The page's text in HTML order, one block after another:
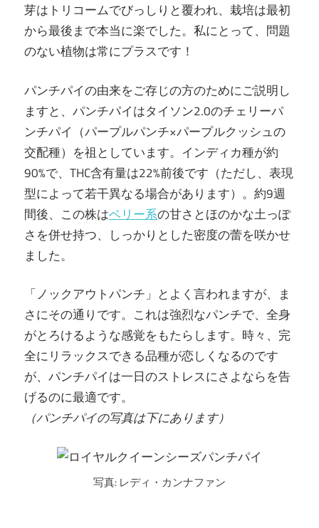
芽はトリコームでびっしりと覆われ、栽培は最初
から最後まで本当に楽でした。私にとって、問題
のない植物は常にプラスです！
パンチパイの由来をご存じの方のためにご説明し
ますと、パンチパイはタイソン2.0のチェリーパ
ンチパイ（パープルパンチ×パープルクッシュの
交配種）を祖としています。インディカ種が約
90%で、THC含有量は22%前後です（ただし、表現
型によって若干異なる場合があります）。約9週
間後、この株はベリー系の甘さとほのかな土っぽ
さを併せ持つ、しっかりとした密度の蕾を咲かせ
ました。
「ノックアウトパンチ」とよく言われますが、ま
さにその通りです。これは強烈なパンチで、全身
がとろけるような感覚をもたらします。時々、完
全にリラックスできる品種が恋しくなるのです
が、パンチパイは一日のストレスにさよならを告
げるのに最適です。
（パンチパイの写真は下にあります）
写真: レディ・カンナファン